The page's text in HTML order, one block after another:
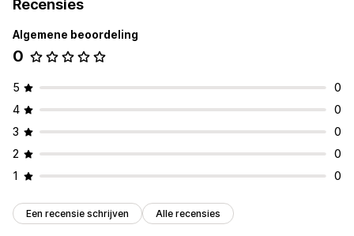
Recensies
Algemene beoordeling
0
5
0
4
0
3
0
2
0
1
0
Een recensie schrijven Alle recensies